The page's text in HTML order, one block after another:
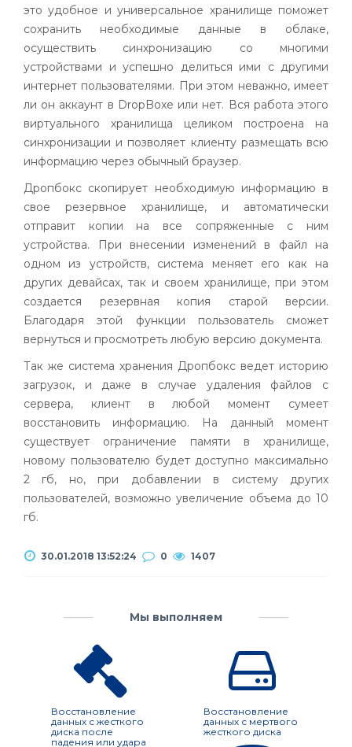
это удобное и универсальное хранилище поможет
сохранить необходимые данные в облаке,
осуществить синхронизацию со многими
устройствами и успешно делиться ими с другими
интернет пользователями. При этом неважно, имеет
ли он аккаунт в DropBoxe или нет. Вся работа этого
виртуального хранилища целиком построена на
синхронизации и позволяет клиенту размещать всю
информацию через обычный браузер.
Дропбокс скопирует необходимую информацию в
свое резервное хранилище, и автоматически
отправит копии на все сопряженные с ним
устройства. При внесении изменений в файл на
одном из устройств, система меняет его как на
других девайсах, так и своем хранилище, при этом
создается резервная копия старой версии.
Благодаря этой функции пользователь сможет
вернуться и просмотреть любую версию документа.
Так же система хранения Дропбокс ведет историю
загрузок, и даже в случае удаления файлов с
сервера, клиент в любой момент сумеет
восстановить информацию. На данный момент
существует ограничение памяти в хранилище,
новому пользователю будет доступно максимально
2 гб, но, при добавлении в систему других
пользователей, возможно увеличение объема до 10
гб.
30.01.2018 13:52:24 0 1407
Мы выполняем
Восстановление
данных с жесткого
диска после
падения или удара
Восстановление
данных с мертвого
жесткого диска